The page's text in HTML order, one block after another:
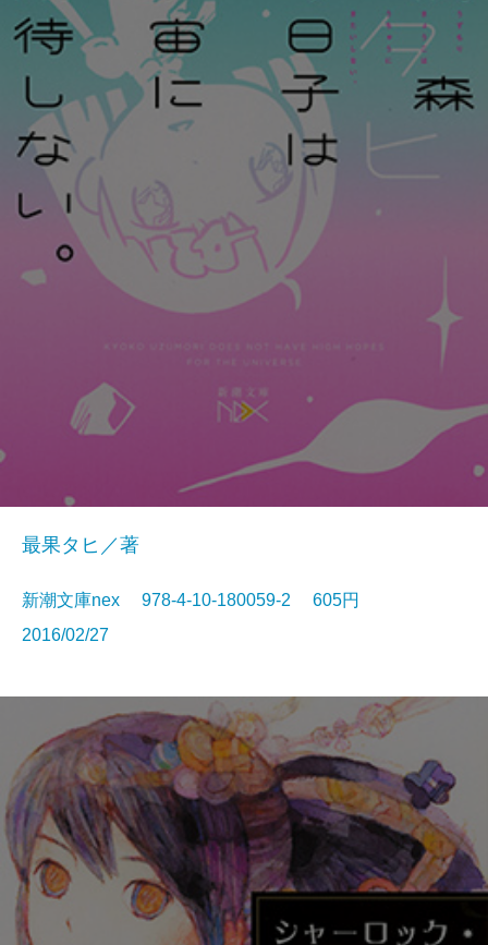
最果タヒ／著
新潮文庫nex 978-4-10-180059-2 605円
2016/02/27